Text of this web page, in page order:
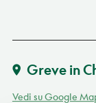
Greve in
Vedi su Google